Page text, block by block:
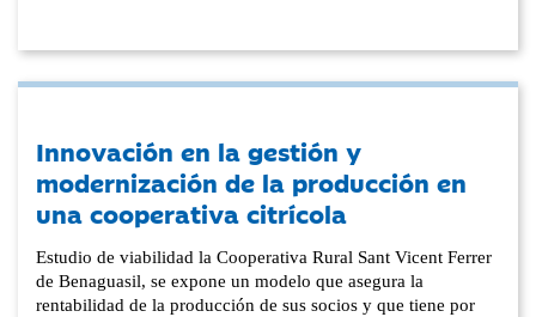
Innovación en la gestión y
modernización de la producción en
una cooperativa citrícola
Estudio de viabilidad la Cooperativa Rural Sant Vicent Ferrer
de Benaguasil, se expone un modelo que asegura la
rentabilidad de la producción de sus socios y que tiene por